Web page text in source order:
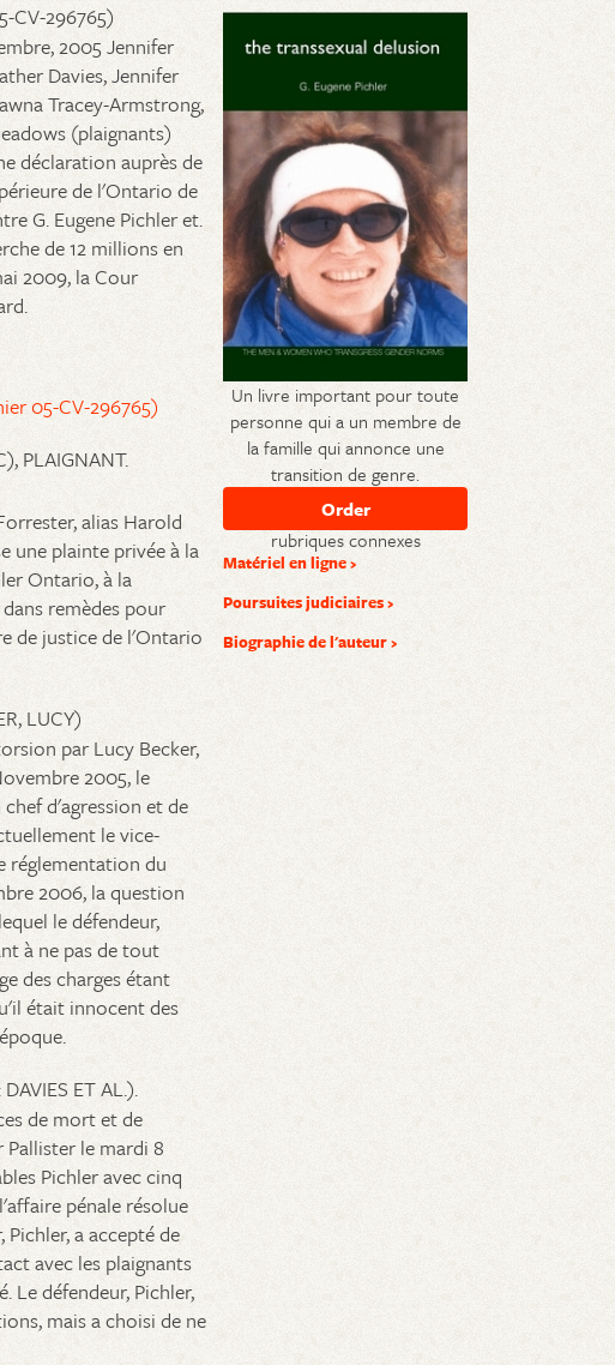
CV-296765)
2005 Jennifer
Davies, Jennifer
Tracey-Armstrong,
(plaignants)
déclaration auprès de
de l'Ontario de
G. Eugene Pichler et.
de 12 millions en
2009, la Cour
05-CV-296765)
PLAIGNANT.
alias Harold
une plainte privée à la
Ontario, à la
remèdes pour
de justice de l'Ontario
LUCY)
par Lucy Becker,
2005, le
d'agression et de
le vice-
réglementation du
2006, la question
le défendeur,
à ne pas de tout
des charges étant
était innocent des
ET AL.).
de mort et de
Pallister le mardi 8
Pichler avec cinq
pénale résolue
a accepté de
avec les plaignants
Le défendeur, Pichler,
mais a choisi de ne
Un livre important pour toute
personne qui a un membre de
la famille qui annonce une
transition de genre.
rubriques connexes
Matériel en ligne
Poursuites judiciaires
Biographie de l'auteur